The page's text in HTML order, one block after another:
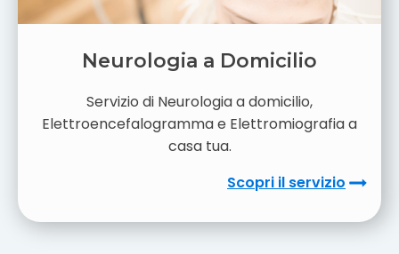
Neurologia a Domicilio
Servizio di Neurologia a domicilio,
Elettroencefalogramma e Elettromiografia a
casa tua.
Scopri il servizio